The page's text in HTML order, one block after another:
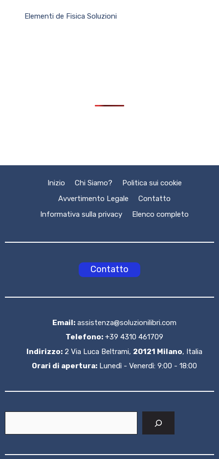
Elementi de Fisica Soluzioni
Inizio Chi Siamo?
Politica sui cookie
Avvertimento Legale
Contatto
Informativa sulla privacy
Elenco completo
Contatto
Email: assistenza@soluzionilibri.com
Telefono: +39 4310 461709
Indirizzo: 2 Via Luca Beltrami, 20121 Milano, Italia
Orari di apertura: Lunedì - Venerdì: 9:00 - 18:00